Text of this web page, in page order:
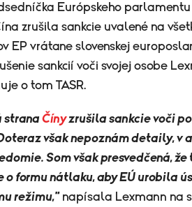
Európskeho
zrušila sankcie uvalené na
EP vrátane slovenskej
sankcií voči svojej osobe
o tom TASR.
stranaČínyzrušila sankcie voči
však nepoznám detaily, v
Som však presvedčená,
o formu nátlaku, aby EÚ urobila
režimu," napísala Lexmann na